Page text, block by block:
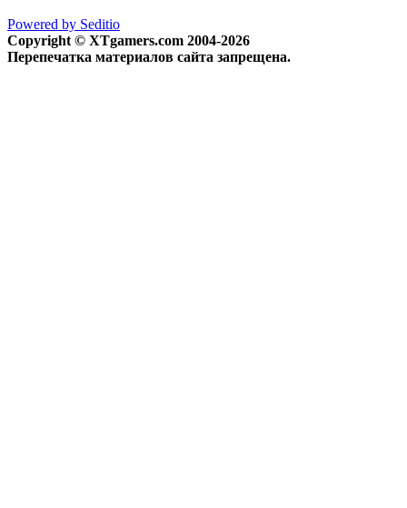
Powered by Seditio
Copyright © XTgamers.com 2004-2026
Перепечатка материалов сайта запрещена.